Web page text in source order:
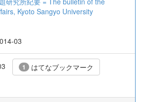
Kyoto Sangyo University
03
1 はてなブックマーク